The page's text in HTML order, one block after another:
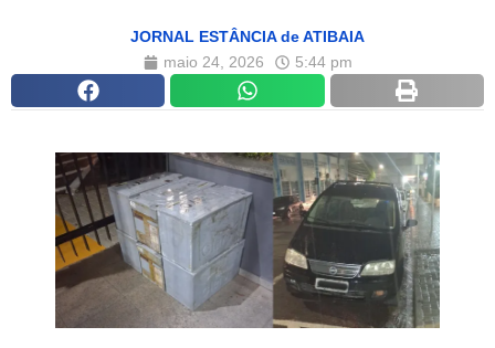
JORNAL ESTÂNCIA de ATIBAIA
maio 24, 2026
5:44 pm